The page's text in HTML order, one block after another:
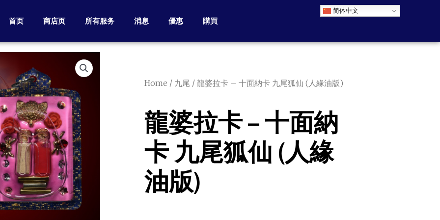
首页 商店页 所有服务 消息 優惠 購買
简体中文
Home / 九尾 / 龍婆拉卡 – 十面納卡 九尾狐仙 (人緣油版)
龍婆拉卡 – 十面納
卡 九尾狐仙 (人緣
油版)